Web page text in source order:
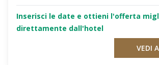
Inserisci le date e ottieni l'offerta
direttamente dall'hotel
VEDI